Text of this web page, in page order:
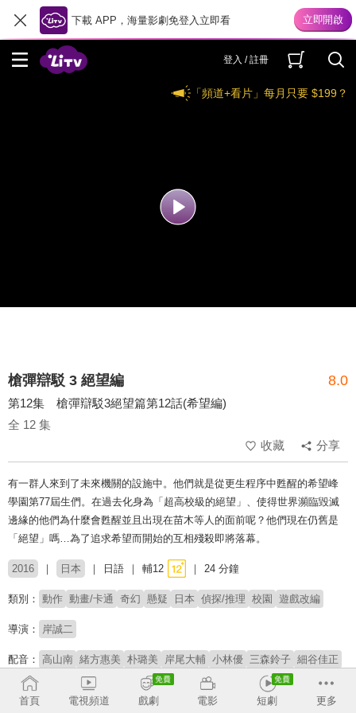
下載 APP，海量影劇免登入立即看
登入 / 註冊
「頻道+看片」每月只要 $199？
槍彈辯駁 3 絕望編 8.0
第12集 槍彈辯駁3絕望篇第12話(希望編)
全 12 集
收藏
分享
有一群人來到了未來機關的設施中。他們就是從更生程序中甦醒的希望峰
學園第77屆生們。在過去化身為「超高校級的絕望」、使得世界瀕臨毀滅
邊緣的他們為什麼會甦醒並且出現在苗木等人的面前呢？他們現在仍舊是
「絕望」嗎…為了追求希望而開始的互相殘殺即將落幕。
2016 日本 日語 輔12 24 分鐘
類別： 動作 動畫/卡通 奇幻 懸疑 日本 偵探/推理 校園 遊戲改編
導演： 岸誠二
配音： 高山南 緒方惠美 朴璐美 岸尾大輔 小林優 三森鈴子 細谷佳正
杉田智和 茅野愛衣 安元洋貴 荒川美穂 福山潤 三石琴乃
小清水亞美 本鄉奏多
首頁 電視頻道 戲劇 電影 短劇 更多